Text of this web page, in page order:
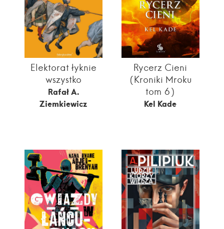
Elektorat łyknie
wszystko
Rafał A.
Ziemkiewicz
Rycerz Cieni
(Kroniki Mroku
tom 6)
Kel Kade